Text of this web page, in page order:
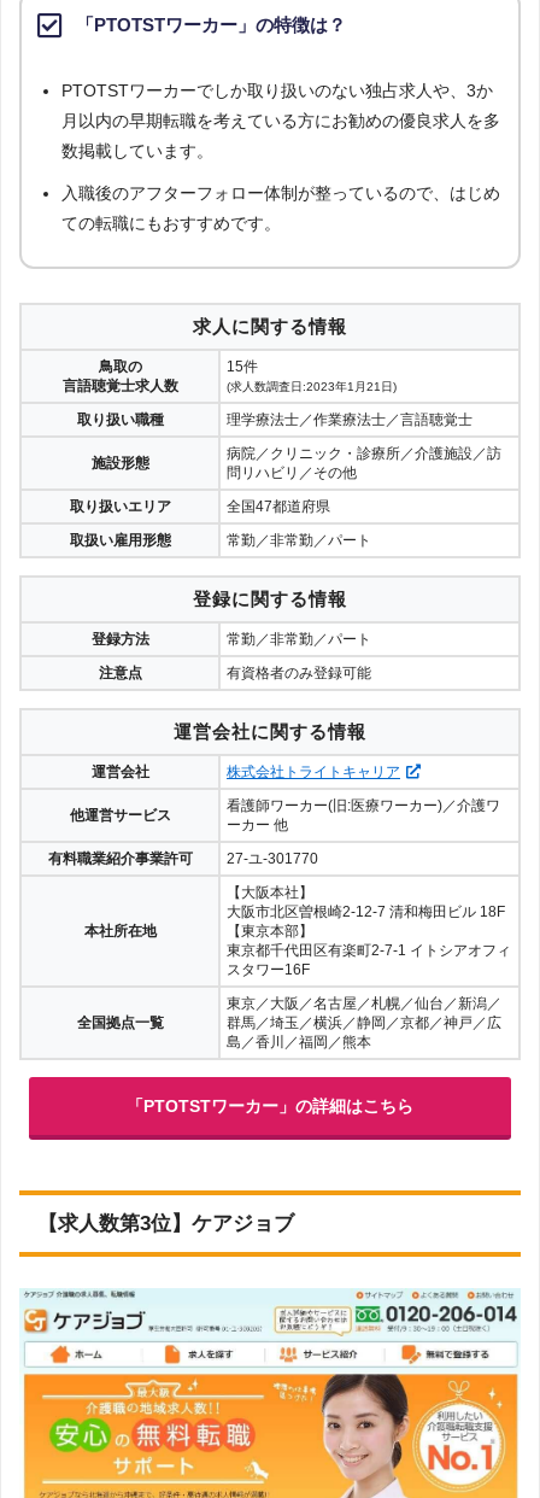
「PTOTSTワーカー」の特徴は？
PTOTSTワーカーでしか取り扱いのない独占求人や、3か
月以内の早期転職を考えている方にお勧めの優良求人を多
数掲載しています。
入職後のアフターフォロー体制が整っているので、はじめ
ての転職にもおすすめです。
求人に関する情報
鳥取の
言語聴覚士求人数
15件
(求人数調査日:2023年1月21日)
取り扱い職種 理学療法士／作業療法士／言語聴覚士
施設形態
病院／クリニック・診療所／介護施設／訪
問リハビリ／その他
取り扱いエリア
全国47都道府県
取扱い雇用形態
常勤／非常勤／パート
登録に関する情報
登録方法
常勤／非常勤／パート
注意点
有資格者のみ登録可能
運営会社に関する情報
運営会社 株式会社トライトキャリア
他運営サービス
看護師ワーカー(旧:医療ワーカー)／介護ワ
ーカー 他
有料職業紹介事業許可
27-ユ-301770
本社所在地
【大阪本社】
大阪市北区曽根崎2-12-7 清和梅田ビル 18F
【東京本部】
東京都千代田区有楽町2-7-1 イトシアオフィ
スタワー16F
全国拠点一覧
東京／大阪／名古屋／札幌／仙台／新潟／
群馬／埼玉／横浜／静岡／京都／神戸／広
島／香川／福岡／熊本
「PTOTSTワーカー」の詳細はこちら
【求人数第3位】ケアジョブ